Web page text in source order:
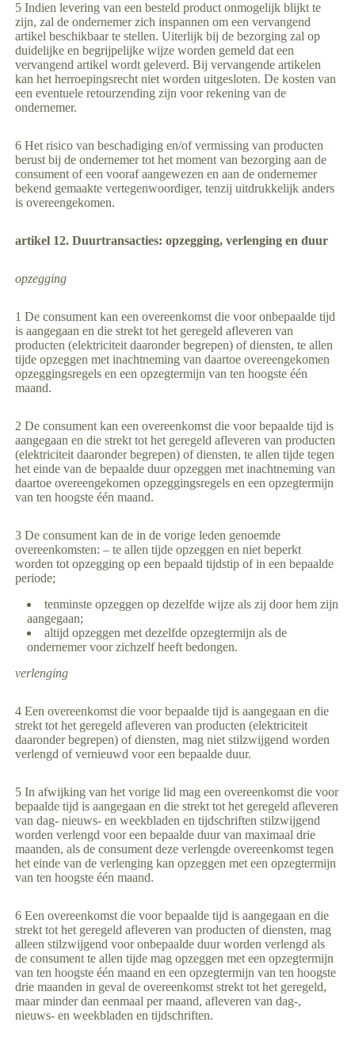
5 Indien levering van een besteld product onmogelijk blijkt te
zijn, zal de ondernemer zich inspannen om een vervangend
artikel beschikbaar te stellen. Uiterlijk bij de bezorging zal op
duidelijke en begrijpelijke wijze worden gemeld dat een
vervangend artikel wordt geleverd. Bij vervangende artikelen
kan het herroepingsrecht niet worden uitgesloten. De kosten van
een eventuele retourzending zijn voor rekening van de
ondernemer.
6 Het risico van beschadiging en/of vermissing van producten
berust bij de ondernemer tot het moment van bezorging aan de
consument of een vooraf aangewezen en aan de ondernemer
bekend gemaakte vertegenwoordiger, tenzij uitdrukkelijk anders
is overeengekomen.
artikel 12. Duurtransacties: opzegging, verlenging en duur
opzegging
1 De consument kan een overeenkomst die voor onbepaalde tijd
is aangegaan en die strekt tot het geregeld afleveren van
producten (elektriciteit daaronder begrepen) of diensten, te allen
tijde opzeggen met inachtneming van daartoe overeengekomen
opzeggingsregels en een opzegtermijn van ten hoogste één
maand.
2 De consument kan een overeenkomst die voor bepaalde tijd is
aangegaan en die strekt tot het geregeld afleveren van producten
(elektriciteit daaronder begrepen) of diensten, te allen tijde tegen
het einde van de bepaalde duur opzeggen met inachtneming van
daartoe overeengekomen opzeggingsregels en een opzegtermijn
van ten hoogste één maand.
3 De consument kan de in de vorige leden genoemde
overeenkomsten: – te allen tijde opzeggen en niet beperkt
worden tot opzegging op een bepaald tijdstip of in een bepaalde
periode;
tenminste opzeggen op dezelfde wijze als zij door hem zijn
aangegaan;
altijd opzeggen met dezelfde opzegtermijn als de
ondernemer voor zichzelf heeft bedongen.
verlenging
4 Een overeenkomst die voor bepaalde tijd is aangegaan en die
strekt tot het geregeld afleveren van producten (elektriciteit
daaronder begrepen) of diensten, mag niet stilzwijgend worden
verlengd of vernieuwd voor een bepaalde duur.
5 In afwijking van het vorige lid mag een overeenkomst die voor
bepaalde tijd is aangegaan en die strekt tot het geregeld afleveren
van dag- nieuws- en weekbladen en tijdschriften stilzwijgend
worden verlengd voor een bepaalde duur van maximaal drie
maanden, als de consument deze verlengde overeenkomst tegen
het einde van de verlenging kan opzeggen met een opzegtermijn
van ten hoogste één maand.
6 Een overeenkomst die voor bepaalde tijd is aangegaan en die
strekt tot het geregeld afleveren van producten of diensten, mag
alleen stilzwijgend voor onbepaalde duur worden verlengd als
de consument te allen tijde mag opzeggen met een opzegtermijn
van ten hoogste één maand en een opzegtermijn van ten hoogste
drie maanden in geval de overeenkomst strekt tot het geregeld,
maar minder dan eenmaal per maand, afleveren van dag-,
nieuws- en weekbladen en tijdschriften.